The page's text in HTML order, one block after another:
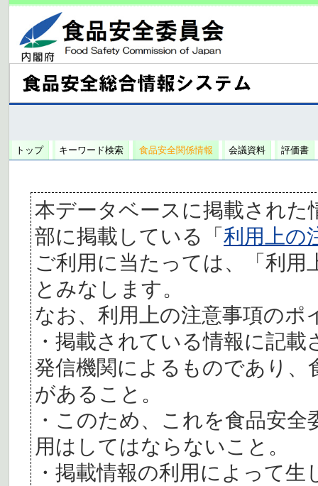
トップ キーワード検索 食品安全関係情報 会議資料 評価書
本データベースに掲載された
部に掲載している「利用上の
ご利用に当たっては、「利
とみなします。
なお、利用上の注意事項の
・掲載されている情報に記
発信機関によるものであり、
があること。
・このため、これを食品安
用はしてはならないこと。
・掲載情報の利用によって